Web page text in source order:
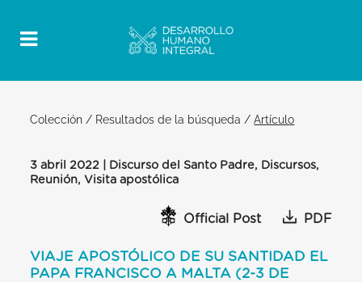
Colección / Resultados de la búsqueda /Artículo
3 abril 2022 | Discurso del Santo Padre, Discursos,
Reunión, Visita apostólica
Official Post PDF
VIAJE APOSTÓLICO DE SU SANTIDAD EL
PAPA FRANCISCO A MALTA (2-3 DE